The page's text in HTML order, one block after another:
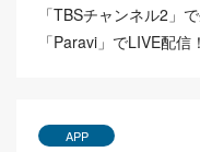
「TBSチャンネル2」
「Paravi」でLIVE配信！
APP